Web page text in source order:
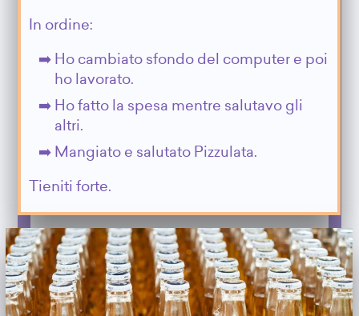
In ordine:
Ho cambiato sfondo del computer e poi
ho lavorato.
Ho fatto la spesa mentre salutavo gli
altri.
Mangiato e salutato Pizzulata.
Tieniti forte.